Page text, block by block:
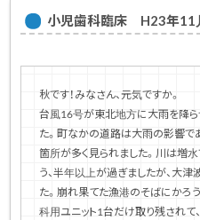
小児歯科臨床 H23年
秋です！みなさん、元気ですか。
台風16号が東北地方に大雨を降ら
た。町なかの道路は大雨の影響で
箇所が多く見られました。川は増
う、半年以上が過ぎましたが、大
た。崩れ果てた漁港のそばにかろ
科用ユニット1台だけ取り残されて